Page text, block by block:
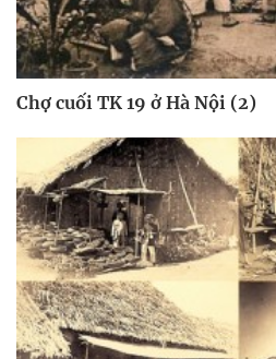
Chợ cuối TK 19 ở Hà Nội (2)